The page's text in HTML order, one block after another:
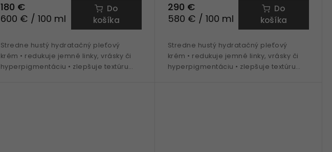
180 €
600 € / 100 ml
Do
košíka
Stredne hustý hydratačný pleťový
krém • redukuje jemné linky, vrásky či
hyperpigmentáciu • zlepšuje textúru
290 €
580 € / 100 ml
Do
košíka
Stredne hustý hydratačný pleťový
krém • redukuje jemné linky, vrásky či
hyperpigmentáciu • zlepšuje textúru